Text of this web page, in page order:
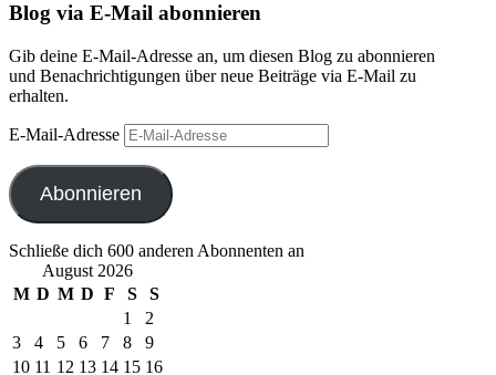
Blog via E-Mail abonnieren
Gib deine E-Mail-Adresse an, um diesen Blog zu abonnieren
und Benachrichtigungen über neue Beiträge via E-Mail zu
erhalten.
E-Mail-Adresse
Abonnieren
Schließe dich 600 anderen Abonnenten an
August 2026
M D M D F S
S
1
2
3
4 5 6 7 8
9
10 11 12 13 14 15 16